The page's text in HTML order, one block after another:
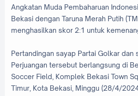
Angkatan Muda Pembaharuan
Bekasi dengan Taruna Merah Putih
menghasilkan skor 2:1 untuk
Pertandingan sayap Partai Golkar dan
Perjuangan tersebut berlangsung di
Soccer Field, Komplek Bekasi Town
Timur, Kota Bekasi, Minggu (28/4/